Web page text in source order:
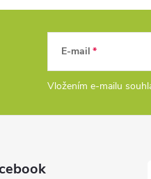
E-mail
Vložením e-mailu